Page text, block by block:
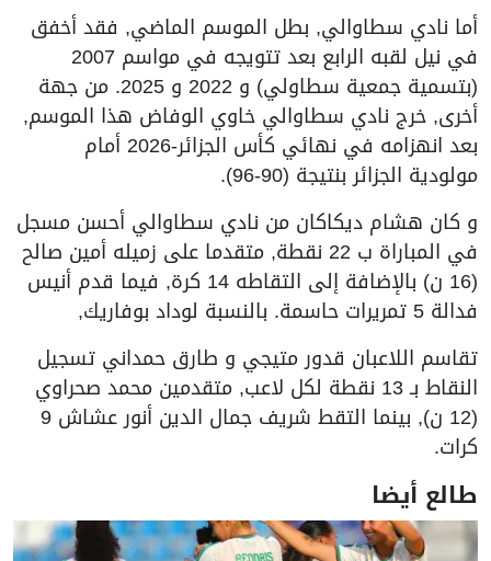
أما نادي سطاوالي, بطل الموسم الماضي, فقد أخفق
في نيل لقبه الرابع بعد تتويجه في مواسم 2007
(بتسمية جمعية سطاولي) و 2022 و 2025. من جهة
أخرى, خرج نادي سطاوالي خاوي الوفاض هذا الموسم,
بعد انهزامه في نهائي كأس الجزائر-2026 أمام
مولودية الجزائر بنتيجة (90-96).
و كان هشام ديكاكان من نادي سطاوالي أحسن مسجل
في المباراة ب 22 نقطة, متقدما على زميله أمين صالح
(16 ن) بالإضافة إلى التقاطه 14 كرة, فيما قدم أنيس
فدالة 5 تمريرات حاسمة. بالنسبة لوداد بوفاريك,
تقاسم اللاعبان قدور متيجي و طارق حمداني تسجيل
النقاط بـ 13 نقطة لكل لاعب, متقدمين محمد صحراوي
(12 ن), بينما التقط شريف جمال الدين أنور عشاش 9
كرات.
طالع أيضا